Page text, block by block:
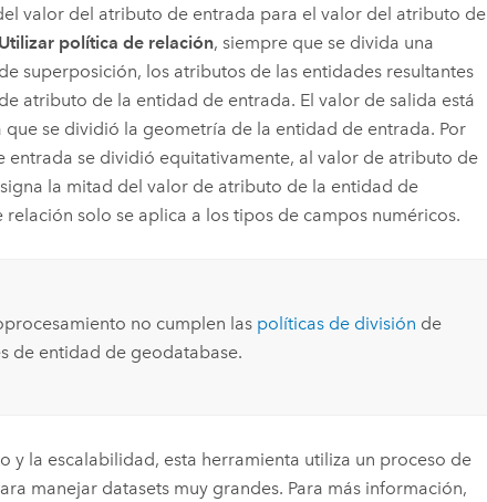
valor del atributo de entrada para el valor del atributo de
Utilizar política de relación, siempre que se divida una
superposición, los atributos de las entidades resultantes
atributo de la entidad de entrada. El valor de salida está
que se dividió la geometría de la entidad de entrada. Por
entrada se dividió equitativamente, al valor de atributo de
la mitad del valor de atributo de la entidad de
relación solo se aplica a los tipos de campos numéricos.
no cumplen las políticas de división de
de entidad de geodatabase.
y la escalabilidad, esta herramienta utiliza un proceso de
manejar datasets muy grandes. Para más información,